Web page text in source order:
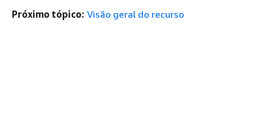
Próximo tópico: Visão geral do recurso